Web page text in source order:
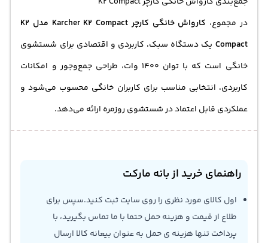
در مجموع،
کارواش خانگی کارچر Karcher K2 Compact مدل K2
Compact یک دستگاه سبک، کاربردی و اقتصادی برای شستشوی
خانگی است که با توان 1400 وات، طراحی جمع‌وجور و امکانات
کاربردی، انتخابی مناسب برای کاربران خانگی محسوب می‌شود و
عملکردی قابل اعتماد در شستشوی روزمره ارائه می‌دهد.
راهنمای خرید از بانه مارکت
اول کالای مورد نظری را روی سایت ثبت کنید.سپس برای
طلاع از قیمت و هزینه حمل حتما با ما تماس بگیرید، با
پرداخت تنها هزینه ی حمل به عنوان بیعانه کالا ارسال